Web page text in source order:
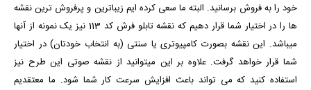
خود را به فروش برسانید. البته ما سعی کرده ایم زیباترین و پرفروش ترین نقشه
ها را در اختیار شما قرار دهیم که نقشه تابلو فرش کد 113 نیز یک نمونه از آنها
میباشد. این نقشه بصورت کامپیوتری یا سنتی (به انتخاب خودتان) در اختیار
شما قرار خواهد گرفت. علاوه بر این میتوانید از نقشه صوتی این طرح نیز
استفاده کنید که می تواند باعث افزایش سرعت کار شما شود. ما معتقدیم